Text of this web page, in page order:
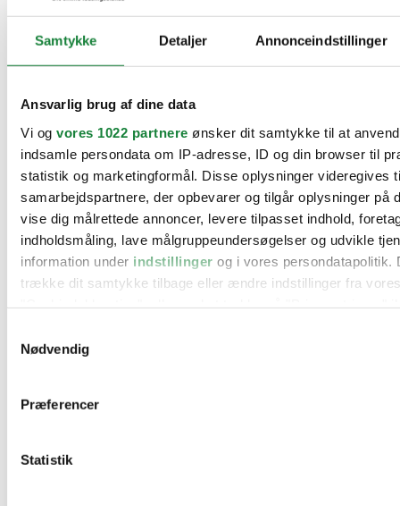
Samtykke Detaljer Annonceindstillinger
Ansvarlig brug af dine data
Vi og vores 1022 partnere ønsker dit samtykke til at
indsamle persondata om IP-adresse, ID og din browser til
statistik og marketingformål. Disse oplysninger videregives
samarbejdspartnere, der opbevarer og tilgår oplysninger på
vise dig målrettede annoncer, levere tilpasset indhold,
indholdsmåling, lave målgruppeundersøgelser og udvikle
information under indstillinger og i vores persondatapolitik.
trække dit samtykke tilbage eller ændre indstillinger fra
Hvis du tillader det, vil vi også gerne:
Identificere din enhed baseret på en scanning af
Dine valg anvendes på hele websitet.
Nødvendig
Præferencer
Statistik
Tesla
Toyota (
VW (21)
Mazda
Citroën
Cupra
Dacia
Fiat
Ford
Hyundai
Kia
Mercedes
MG
Mini
Opel
Renault
Seat
Tesla
Værksteder